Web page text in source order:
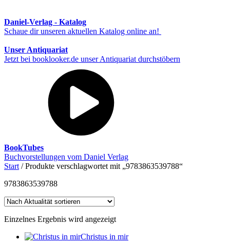
Daniel-Verlag - Katalog
Schaue dir unseren aktuellen Katalog online an!
Unser Antiquariat
Jetzt bei booklooker.de unser Antiquariat durchstöbern
BookTubes
Buchvorstellungen vom Daniel Verlag
Start / Produkte verschlagwortet mit „9783863539788“
9783863539788
Einzelnes Ergebnis wird angezeigt
Christus in mir